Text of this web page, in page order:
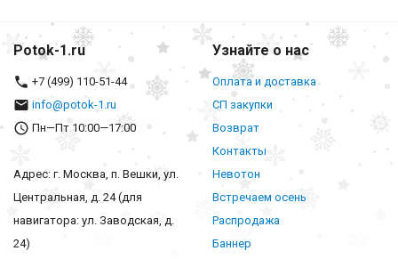
Potok-1.ru
+7 (499) 110-51-44
info@potok-1.ru
Пн—Пт 10:00—17:00
Адрес: г. Москва, п. Вешки, ул.
Центральная, д. 24 (для
навигатора: ул. Заводская, д.
24)
Узнайте о нас
Оплата и доставка
СП закупки
Возврат
Контакты
Невотон
Встречаем осень
Распродажа
Баннер